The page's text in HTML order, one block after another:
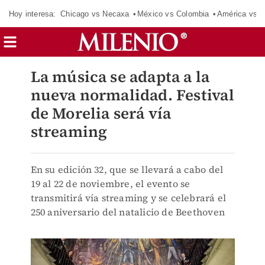
Hoy interesa: Chicago vs Necaxa México vs Colombia América vs
La música se adapta a la
nueva normalidad. Festival
de Morelia será vía
streaming
En su edición 32, que se llevará a cabo del
19 al 22 de noviembre, el evento se
transmitirá vía streaming y se celebrará el
250 aniversario del natalicio de Beethoven